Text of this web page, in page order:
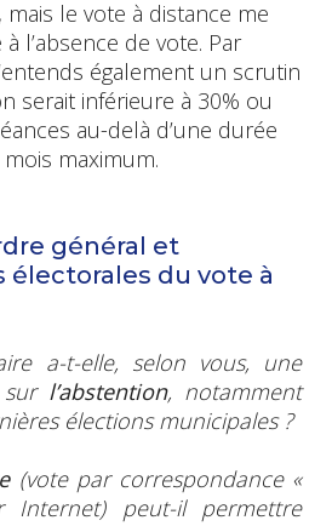
mais le vote à distance me
l’absence de vote. Par
également un scrutin
serait inférieure à 30% ou
au-delà d’une durée
maximum.
général et
électorales du vote à
a-t-elle, selon vous, une
l’abstention, notamment
élections municipales ?
(vote par correspondance «
peut-il permettre